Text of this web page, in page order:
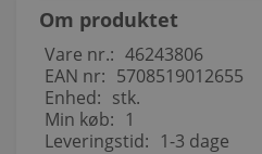
Om produktet
Vare nr.: 46243806
EAN nr: 5708519012655
Enhed: stk.
Min køb: 1
Leveringstid: 1-3 dage